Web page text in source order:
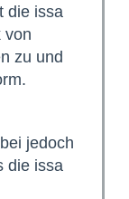
die issa
von
zu und
jedoch
die issa